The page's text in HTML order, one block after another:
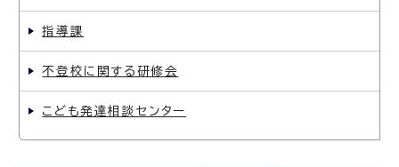
指導課
不登校に関する研修会
こども発達相談センター